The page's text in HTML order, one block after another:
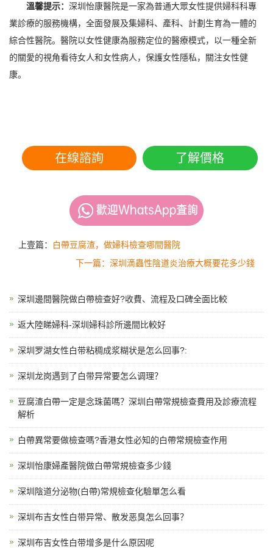
溫馨提示： 深圳怡康醫院是一家為普通大眾女性提供婦科科專
業診療的服務機構，全面發展及集婦科、產科、計劃生育為一體的
綜合性醫院。醫院以女性健康為服務定位的醫療模式，以一種全新
的關愛的視角看待女人和女性病人，保護女性隱私，關注女性健
康。
在線諮詢 了解價格
上壹篇：
白帶豆腐渣，做婦科檢查哪間醫院
下一篇：深圳滴蟲性陰道炎治療大概要花多少錢
深圳邊間醫院做白帶檢查好?收費、流程及口碑全面比較
返大陸睇婦科-深圳婦科診所邊間比較好
深圳罗湖女性白带粘稠成浆糊状是怎么回事?:
深圳龙岗遇到了白带异常要怎么调理？
豆腐渣白帶一定是念珠菌嗎？深圳白帶常規檢查費用及診療流程
解析
白帶異常要做檢查嗎?香港女性必知的白帶常規檢查作用
深圳怡康婦產醫院做白帶常規檢查多少錢
深圳陰道分泌物(白帶)常規檢查化驗單怎么看
深圳布吉女性白带异常、散发恶臭怎么回事？
深圳布吉女性白带增多是什么原因呢